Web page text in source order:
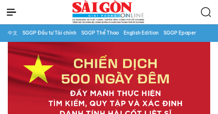
中文 SGGP Đầu tư Tài chính SGGP Thể Thao English Edition SGGP Epaper